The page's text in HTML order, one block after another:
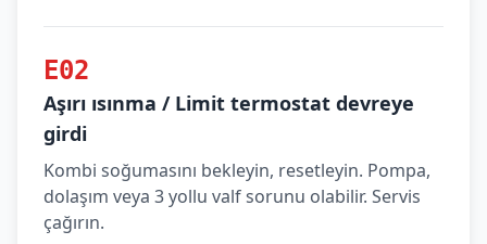
E02
Aşırı ısınma / Limit termostat devreye
girdi
Kombi soğumasını bekleyin, resetleyin. Pompa,
dolaşım veya 3 yollu valf sorunu olabilir. Servis
çağırın.